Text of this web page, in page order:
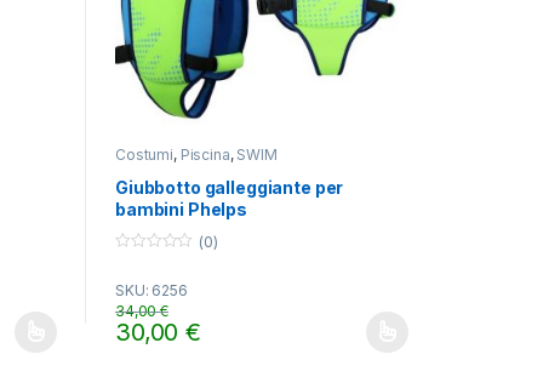
del prodotto
Le opzioni possono essere scelte nella pagina del prodotto
Costumi, Piscina, SWIM
Giubbotto galleggiante per
bambini Phelps
u
t
o
f
(0)
SKU: 6256
30,00€
34,00€
Questo prodotto ha più varianti. Le opzioni possono